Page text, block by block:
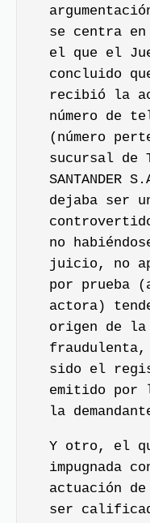
se centra en
el que el
concluido
recibió la
número de
(número
sucursal de
dejaba ser
no
juicio, no
por prueba
actora)
origen de
fraudulenta,
sido el
emitido por
la
Y otro, el
impugnada
actuación
ser